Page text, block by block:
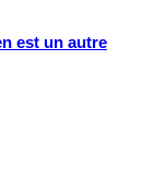
est un autre